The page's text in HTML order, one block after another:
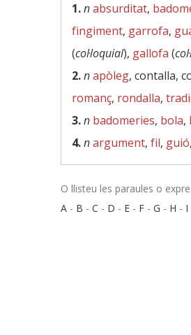
1.nabsurditat,
fingiment, garrofa,
(col·loquial), gallofa (
2.napòleg, contalla,
romanç, rondalla,
3.n badomeries, bola,
4.nargument, fil, guió,
O llisteu les paraules o
A - B - C - D - E - F - G - H - I